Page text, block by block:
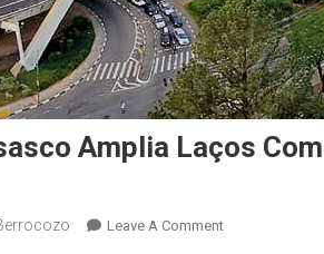
Amplia Laços
Leave A CommentOn